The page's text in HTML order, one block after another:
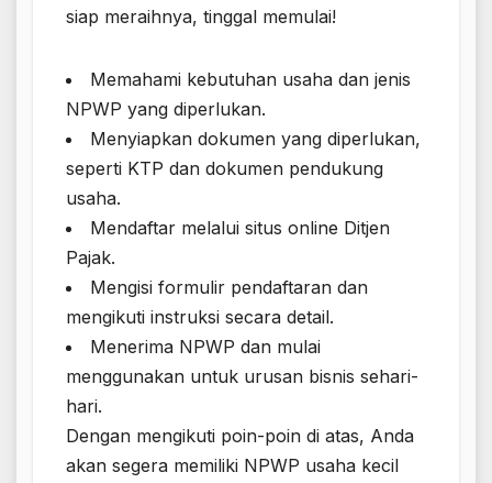
siap meraihnya, tinggal memulai!
Memahami kebutuhan usaha dan jenis
NPWP yang diperlukan.
Menyiapkan dokumen yang diperlukan,
seperti KTP dan dokumen pendukung
usaha.
Mendaftar melalui situs online Ditjen
Pajak.
Mengisi formulir pendaftaran dan
mengikuti instruksi secara detail.
Menerima NPWP dan mulai
menggunakan untuk urusan bisnis sehari-
hari.
Dengan mengikuti poin-poin di atas, Anda
akan segera memiliki NPWP usaha kecil